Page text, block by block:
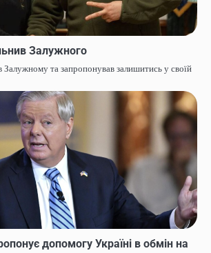
Залужного
Залужному та запропонував залишитись у своїй
допомогу Україні в обмін на